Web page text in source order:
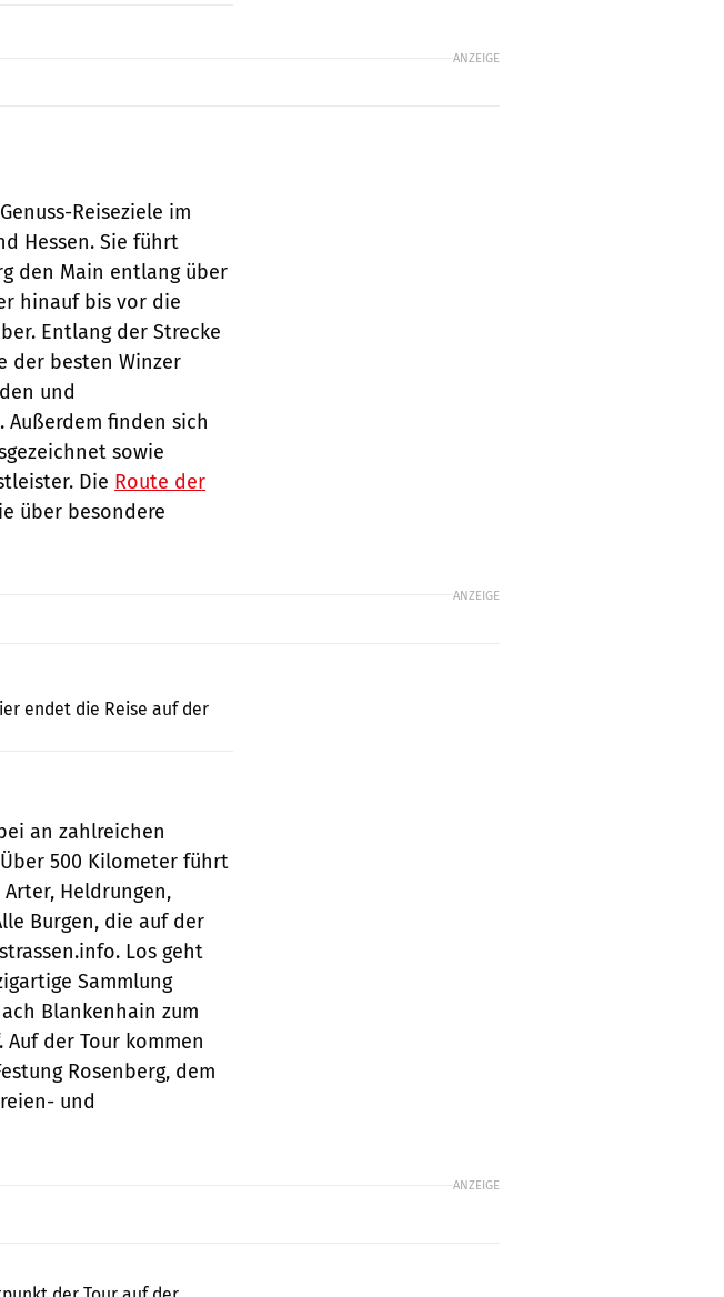
ANZEIGE
Reiseziele im
Hessen. Sie führt
den Main entlang über
hinauf bis vor die
Entlang der Strecke
der besten Winzer
und
Außerdem finden sich
sowie
Die Route der
über besondere
ANZEIGE
endet die Reise auf der
an zahlreichen
500 Kilometer führt
Heldrungen,
Burgen, die auf der
Los geht
Sammlung
Blankenhain zum
Auf der Tour kommen
Rosenberg, dem
und
ANZEIGE